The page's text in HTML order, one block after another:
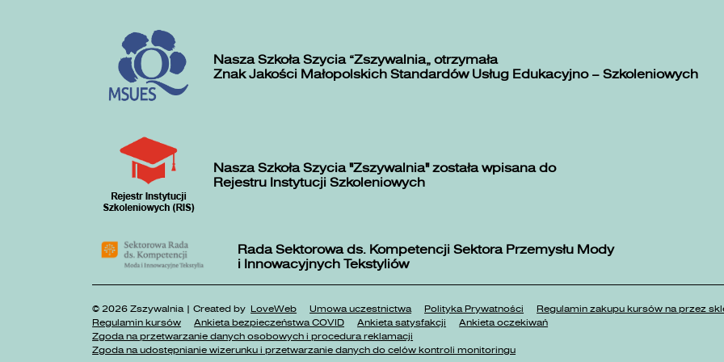
Nasza Szkoła Szycia „Zszywalnia” otrzymała
Znak Jakości Małopolskich Standardów Usług Edukacyjno – Szkoleniowych
Nasza Szkoła Szycia "Zszywalnia" została wpisana do
Rejestru Instytucji Szkoleniowych
Rada Sektorowa ds. Kompetencji Sektora Przemysłu Mody
i Innowacyjnych Tekstyliów
© 2026 Zszywalnia | Created by LoveWeb Umowa uczestnictwa Polityka Prywatności
Regulamin zakupu kursów na przez
Regulamin kursów
Ankieta bezpieczeństwa COVID Ankieta satysfakcji
Ankieta oczekiwań
Zgoda na przetwarzanie danych osobowych i procedura reklamacji
Zgoda na udostępnianie wizerunku i przetwarzanie danych do celów kontroli monitoringu